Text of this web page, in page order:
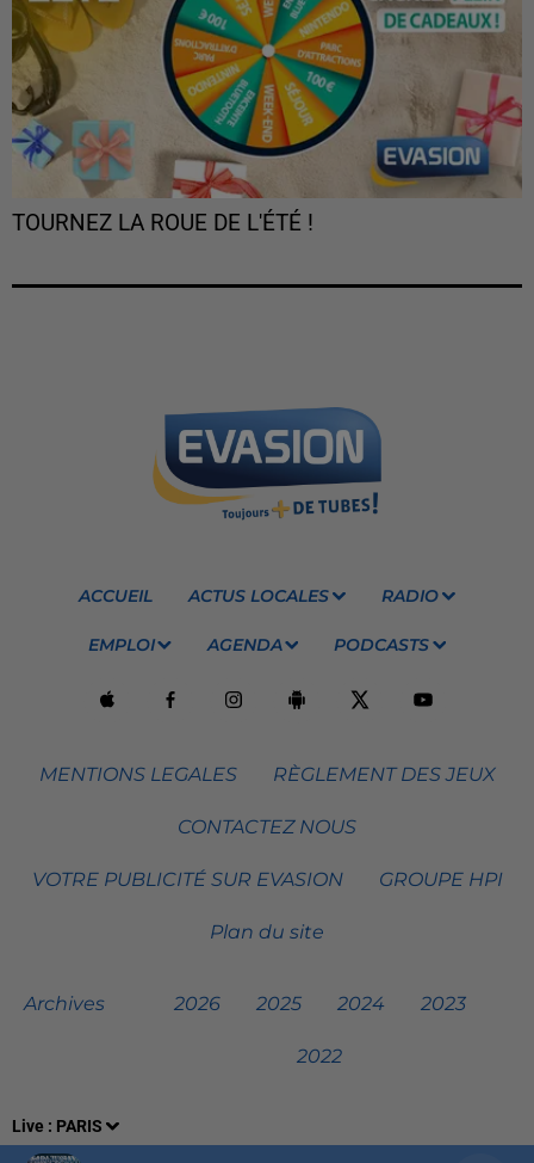
Live : PARIS
TOURNEZ LA ROUE DE L'ÉTÉ !
ACCUEIL ACTUS LOCALES RADIO
EMPLOI AGENDA PODCASTS
MENTIONS LEGALES RÈGLEMENT DES JEUX
CONTACTEZ NOUS
VOTRE PUBLICITÉ SUR EVASION GROUPE HPI
Plan du site
Archives 2026 2025 2024 2023
2022